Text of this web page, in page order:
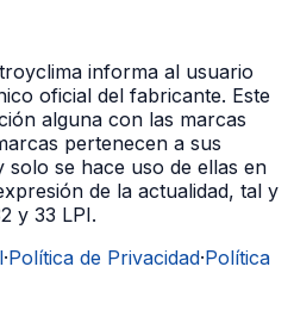
informa al usuario
oficial del fabricante. Este
alguna con las marcas
pertenecen a sus
se hace uso de ellas en
de la actualidad, tal y
y 33 LPI.
·Política de Privacidad·Política